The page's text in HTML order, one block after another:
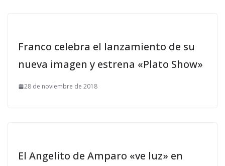
Franco celebra el lanzamiento de su
nueva imagen y estrena «Plato Show»
28 de noviembre de 2018
El Angelito de Amparo «ve luz» en